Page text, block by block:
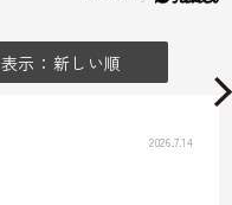
表示：新しい順
2026.7.14